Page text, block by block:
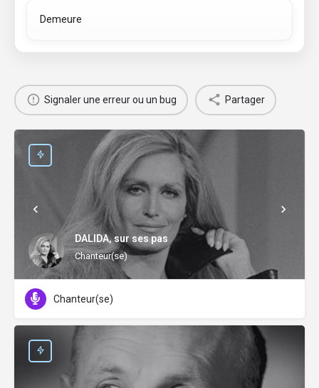
Demeure
Signaler une erreur ou un bug Partager
DALIDA, sur ses pas
Chanteur(se)
Chanteur(se)